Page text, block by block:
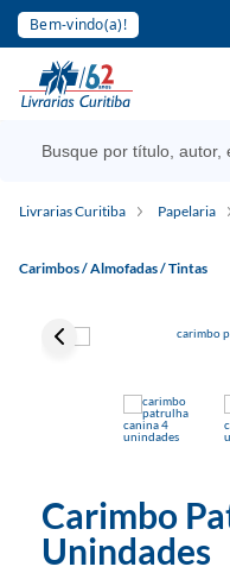
Bem-vindo(a)!
Livrarias Curitiba Papelaria
Carimbos / Almofadas / Tintas
Carimbo
Unindades